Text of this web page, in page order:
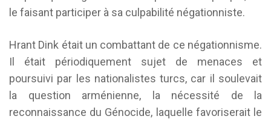
le faisant participer à sa culpabilité négationniste.
Hrant Dink était un combattant de ce négationnisme.
Il était périodiquement sujet de menaces et
poursuivi par les nationalistes turcs, car il soulevait
la question arménienne, la nécessité de la
reconnaissance du Génocide, laquelle favoriserait le